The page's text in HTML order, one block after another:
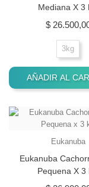
Mediana X 3
$
3kg
AÑADIR AL
Eukanuba
Eukanuba
Pequena X 3